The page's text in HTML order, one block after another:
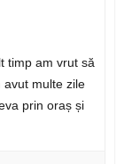
timp am vrut să
avut multe zile
prin oraș și